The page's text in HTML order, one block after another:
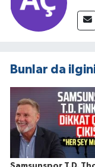
Bunlar da